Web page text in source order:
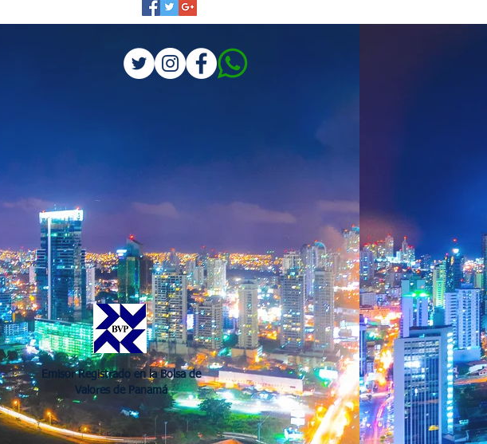
Emisor Registrado en la Bolsa de
Valores de Panamá